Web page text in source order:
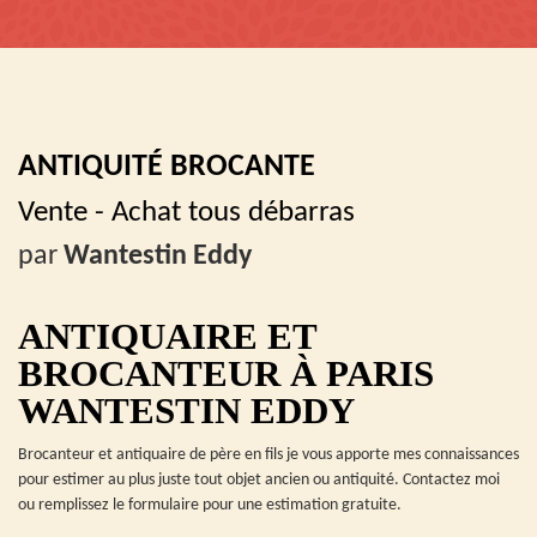
ANTIQUITÉ BROCANTE
Vente - Achat tous débarras
par Wantestin Eddy
ANTIQUAIRE ET
BROCANTEUR À PARIS
WANTESTIN EDDY
Brocanteur et antiquaire de père en fils je vous apporte mes connaissances
pour estimer au plus juste tout objet ancien ou antiquité. Contactez moi
ou remplissez le formulaire pour une estimation gratuite.